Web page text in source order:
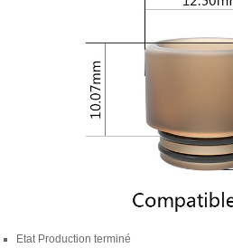
EtatProduction terminé